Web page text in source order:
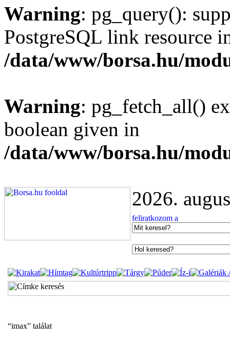
Warning: pg_query():
PostgreSQL link resource
/data/www/borsa.hu/
Warning: pg_fetch_all()
boolean given in
/data/www/borsa.hu/
2026.
“imax” találat